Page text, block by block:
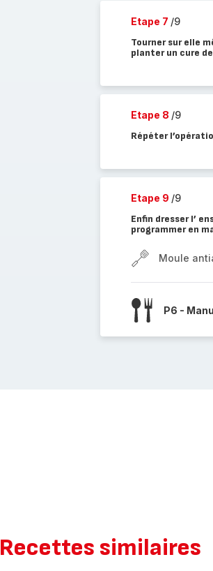
Etape 7 /9
Tourner sur elle
planter un cure
Etape 8 /9
Répéter
Etape 9 /9
Enfin dresser l’
programmer en
Moule
P6 -
Recettes similaires